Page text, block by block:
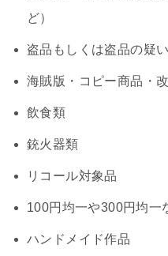
ど）
盗品もしくは盗品の疑
海賊版・コピー商品・
飲食類
銃火器類
リコール対象品
100円均一や300円均一
ハンドメイド作品